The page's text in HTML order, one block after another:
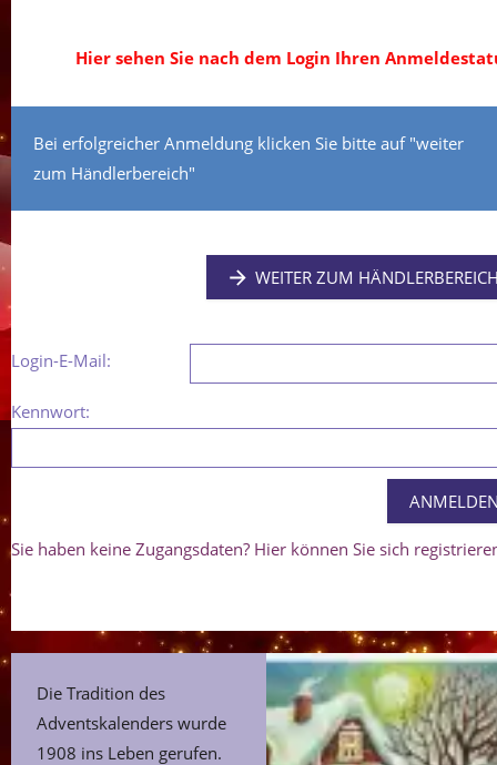
Hier sehen Sie nach dem Login Ihren
Bei erfolgreicher Anmeldung klicken Sie bitte auf "weiter
zum Händlerbereich"
WEITER ZUM
Login-E-Mail:
Kennwort:
Sie haben keine Zugangsdaten? Hier können Sie sich
Die Tradition des
Adventskalenders wurde
1908 ins Leben gerufen.